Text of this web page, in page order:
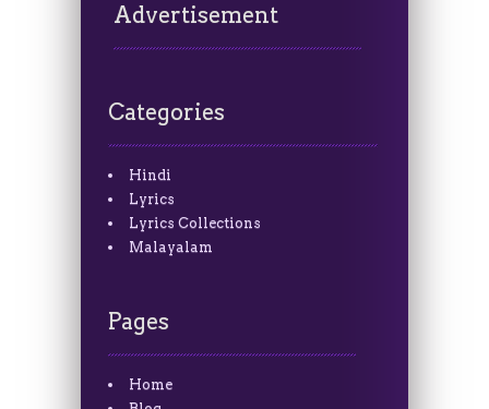
Advertisement
Categories
Hindi
Lyrics
Lyrics Collections
Malayalam
Pages
Home